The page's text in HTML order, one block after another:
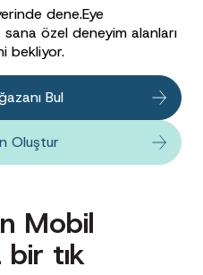
dene.Eye
özel deneyim alanları
bekliyor.
Bul
Oluştur
Mobil
bir tık